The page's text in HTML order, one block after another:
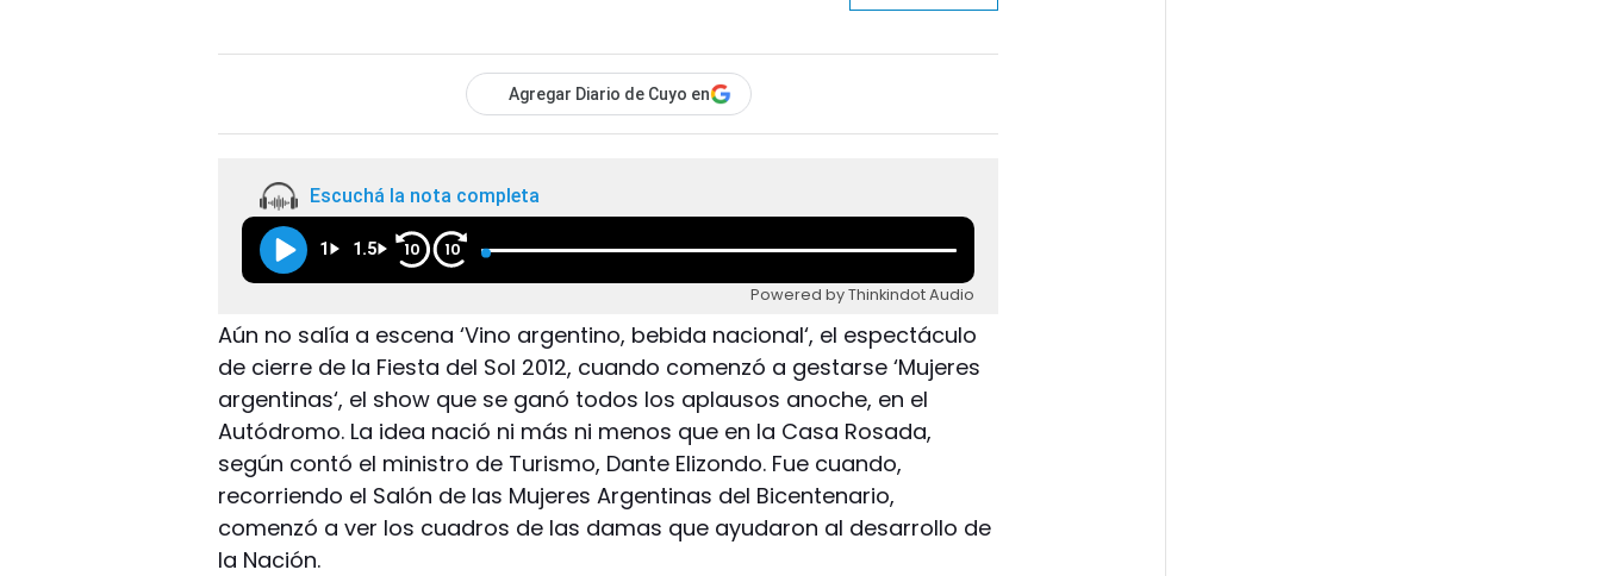
Agregar Diario de Cuyo en
Escuchá la nota completa
1 1.5 10 10
Powered by Thinkindot Audio
Aún no salía a escena ‘Vino argentino, bebida nacional‘, el espectáculo
de cierre de la Fiesta del Sol 2012, cuando comenzó a gestarse ‘Mujeres
argentinas‘, el show que se ganó todos los aplausos anoche, en el
Autódromo. La idea nació ni más ni menos que en la Casa Rosada,
según contó el ministro de Turismo, Dante Elizondo. Fue cuando,
recorriendo el Salón de las Mujeres Argentinas del Bicentenario,
comenzó a ver los cuadros de las damas que ayudaron al desarrollo de
la Nación.